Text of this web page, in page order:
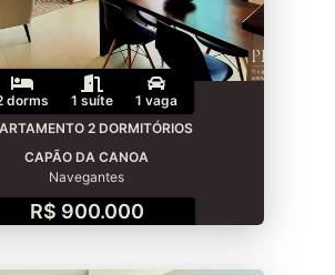
dorms 1 suíte
1 vaga
2 DORMITÓRIOS
CAPÃO DA CANOA
Navegantes
R$ 900.000